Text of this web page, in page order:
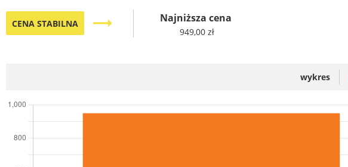
CENA STABILNA trending_flat Najniższa cena
949,00 zł
wykres